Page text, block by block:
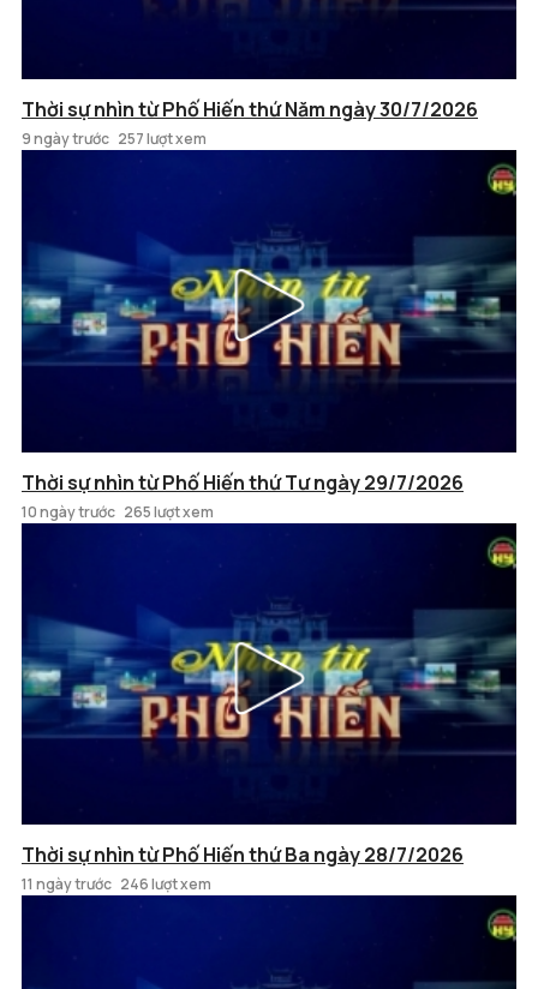
Thời sự nhìn từ Phố Hiến thứ Năm ngày 30/7/2026
9 ngày trước 257 lượt xem
Thời sự nhìn từ Phố Hiến thứ Tư ngày 29/7/2026
10 ngày trước 265 lượt xem
Thời sự nhìn từ Phố Hiến thứ Ba ngày 28/7/2026
11 ngày trước 246 lượt xem